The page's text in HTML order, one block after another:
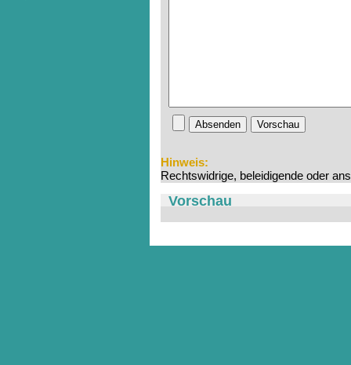
Absenden Vorschau
Hinweis:
Rechtswidrige, beleidigende oder
Vorschau